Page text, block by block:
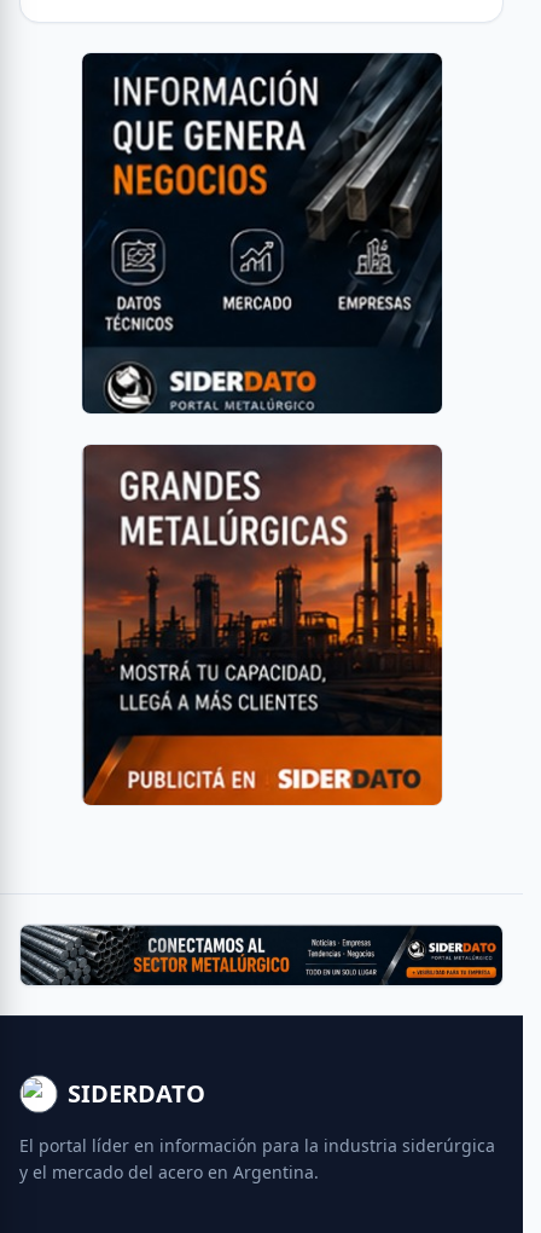
SIDERDATO
El portal líder en información para la industria siderúrgica
y el mercado del acero en Argentina.